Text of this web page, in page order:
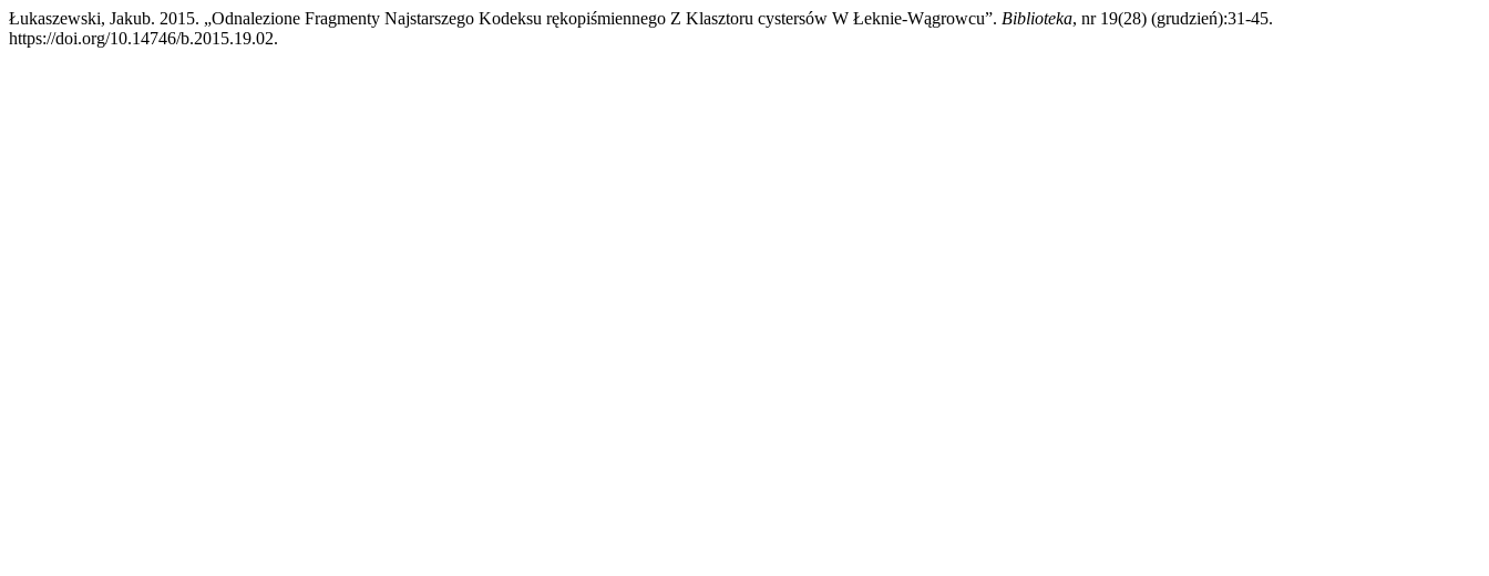
Łukaszewski, Jakub. 2015. „Odnalezione Fragmenty Najstarszego Kodeksu rękopiśmiennego Z Klasztoru cystersów W Łeknie-Wągrowcu”. Biblioteka, nr 19(28) (grudzień):31-45.
https://doi.org/10.14746/b.2015.19.02.